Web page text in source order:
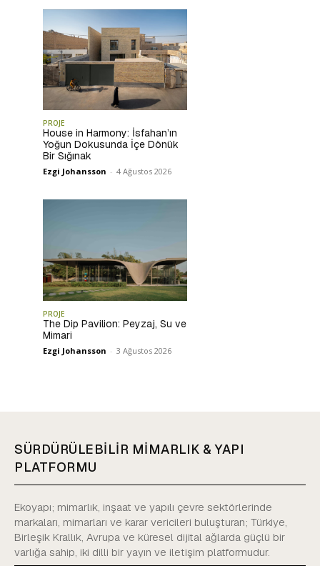
PROJE
House in Harmony: İsfahan’ın
Yoğun Dokusunda İçe Dönük
Bir Sığınak
Ezgi Johansson - 4 Ağustos 2026
PROJE
The Dip Pavilion: Peyzaj, Su ve
Mimari
Ezgi Johansson - 3 Ağustos 2026
SÜRDÜRÜLEBİLİR MİMARLIK & YAPI
PLATFORMU
Ekoyapı; mimarlık, inşaat ve yapılı çevre sektörlerinde
markaları, mimarları ve karar vericileri buluşturan; Türkiye,
Birleşik Krallık, Avrupa ve küresel dijital ağlarda güçlü bir
varlığa sahip, iki dilli bir yayın ve iletişim platformudur.